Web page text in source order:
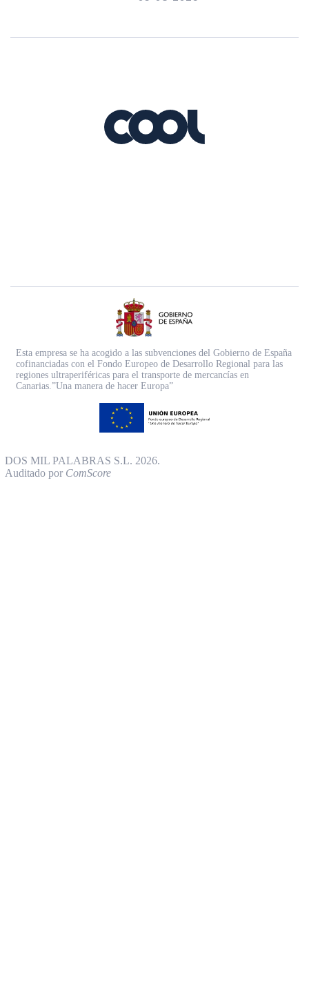
Esta empresa se ha acogido a las subvenciones del Gobierno de España
cofinanciadas con el Fondo Europeo de Desarrollo Regional para las
regiones ultraperiféricas para el transporte de mercancías en
Canarias.”Una manera de hacer Europa”
DOS MIL PALABRAS S.L. 2026.
Auditado por ComScore